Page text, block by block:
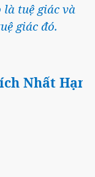
tuệ giác và
giác đó.
Nhất Hạnh